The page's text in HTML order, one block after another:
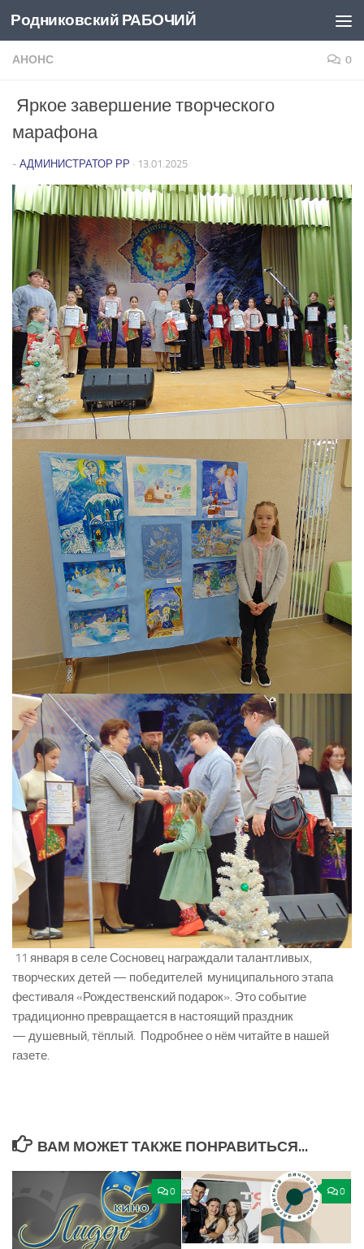
Перейти к содержимому
Родниковский РАБОЧИЙ
АНОНС 0
Яркое завершение творческого
марафона
- АДМИНИСТРАТОР РР · 13.01.2025
11 января в селе Сосновец награждали талантливых,
творческих детей — победителей муниципального этапа
фестиваля «Рождественский подарок». Это событие
традиционно превращается в настоящий праздник
— душевный, тёплый. Подробнее о нём читайте в нашей
газете.
ВАМ МОЖЕТ ТАКЖЕ ПОНРАВИТЬСЯ...
0 0